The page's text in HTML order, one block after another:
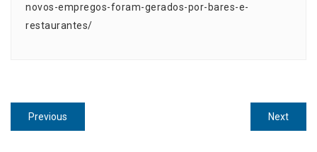
novos-empregos-foram-gerados-por-bares-e-
restaurantes/
Navegação
de
Previous
post:
NextNext
post: